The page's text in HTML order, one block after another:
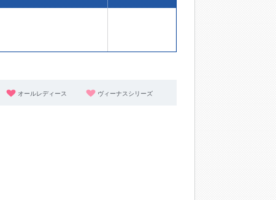
オールレディース ヴィーナスシリーズ